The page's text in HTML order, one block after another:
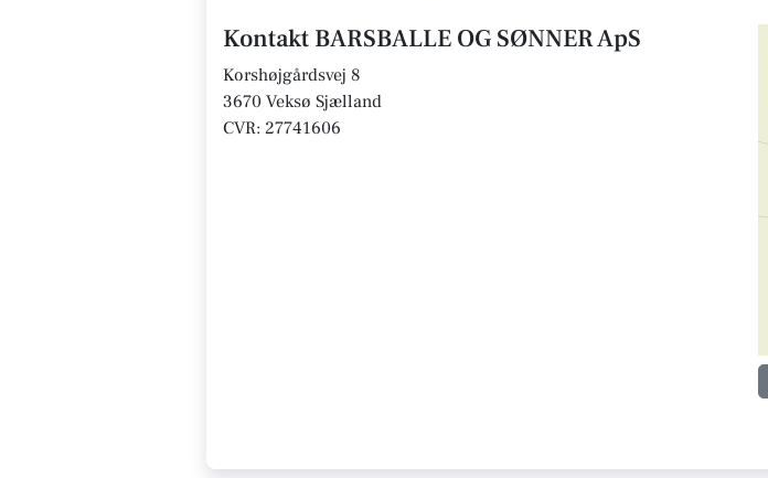
Kontakt BARSBALLE OG SØNNER ApS
Korshøjgårdsvej 8
3670 Veksø Sjælland
CVR: 27741606